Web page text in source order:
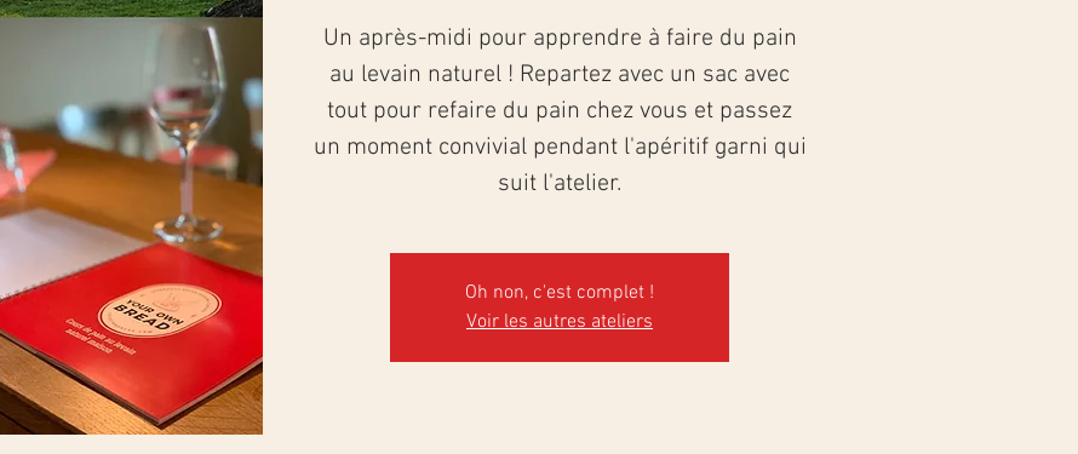
Un après-midi pour apprendre à faire du pain
au levain naturel ! Repartez avec un sac avec
tout pour refaire du pain chez vous et passez
un moment convivial pendant l'apéritif garni qui
suit l'atelier.
Oh non, c'est complet !
Voir les autres ateliers